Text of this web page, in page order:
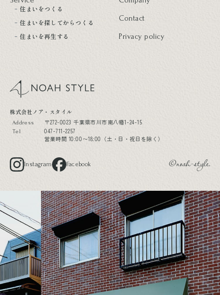
住まいをつくる
住まいを探してからつくる
住まいを再生する
Contact
Privacy policy
noah style
株式会社ノア・スタイル
Address 〒272-0023 千葉県市川市南八幡1-24-15
Tel
047-711-2257
営業時間 10:00〜18:00（土・日・祝日を除く）
Instagram Facebook